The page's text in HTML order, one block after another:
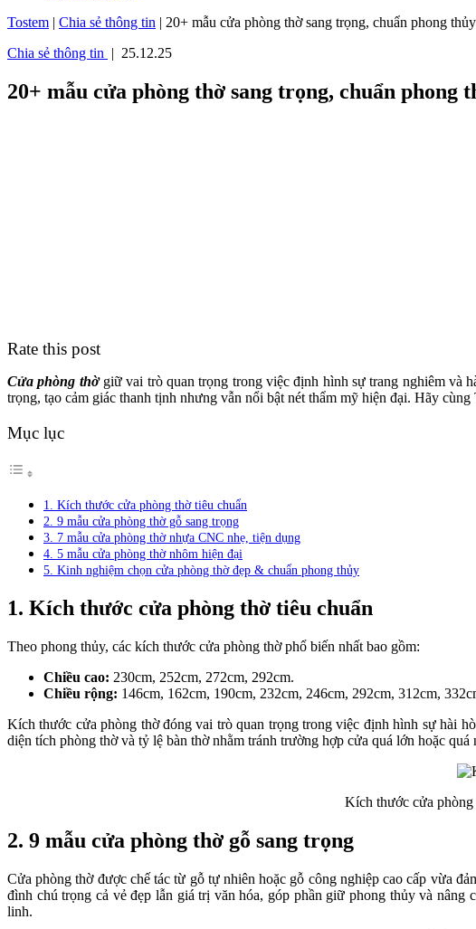
Tostem | Chia sẻ thông tin | 20+ mẫu cửa phòng thờ sang trọng, chuẩn phong thủy
Chia sẻ thông tin | 25.12.25
20+ mẫu cửa phòng thờ sang trọng, chuẩn phong
Rate this post
Cửa phòng thờgiữ vai trò quan trọng trong việc định hình sự trang nghiêm và
trọng, tạo cảm giác thanh tịnh nhưng vẫn nổi bật nét thẩm mỹ hiện đại. Hãy
Mục lục
1. Kích thước cửa phòng thờ tiêu chuẩn
2. 9 mẫu cửa phòng thờ gỗ sang trọng
3. 7 mẫu cửa phòng thờ nhựa CNC nhẹ, tiện dụng
4. 5 mẫu cửa phòng thờ nhôm hiện đại
5. Kinh nghiệm chọn cửa phòng thờ đẹp & chuẩn phong thủy
1. Kích thước cửa phòng thờ tiêu chuẩn
Theo phong thủy, các kích thước cửa phòng thờ phổ biến nhất bao gồm:
Chiều cao: 230cm, 252cm, 272cm, 292cm.
Chiều rộng: 146cm, 162cm, 190cm, 232cm, 246cm, 292cm, 312cm,
Kích thước cửa phòng thờ đóng vai trò quan trọng trong việc định hình sự hài
diện tích phòng thờ và tỷ lệ bàn thờ nhằm tránh trường hợp cửa quá lớn hoặc
Kích thước cửa
2. 9 mẫu cửa phòng thờ gỗ sang trọng
Cửa phòng thờ được chế tác từ gỗ tự nhiên hoặc gỗ công nghiệp cao cấp vừa
đình chú trọng cả vẻ đẹp lẫn giá trị văn hóa, góp phần giữ phong thủy và
linh.